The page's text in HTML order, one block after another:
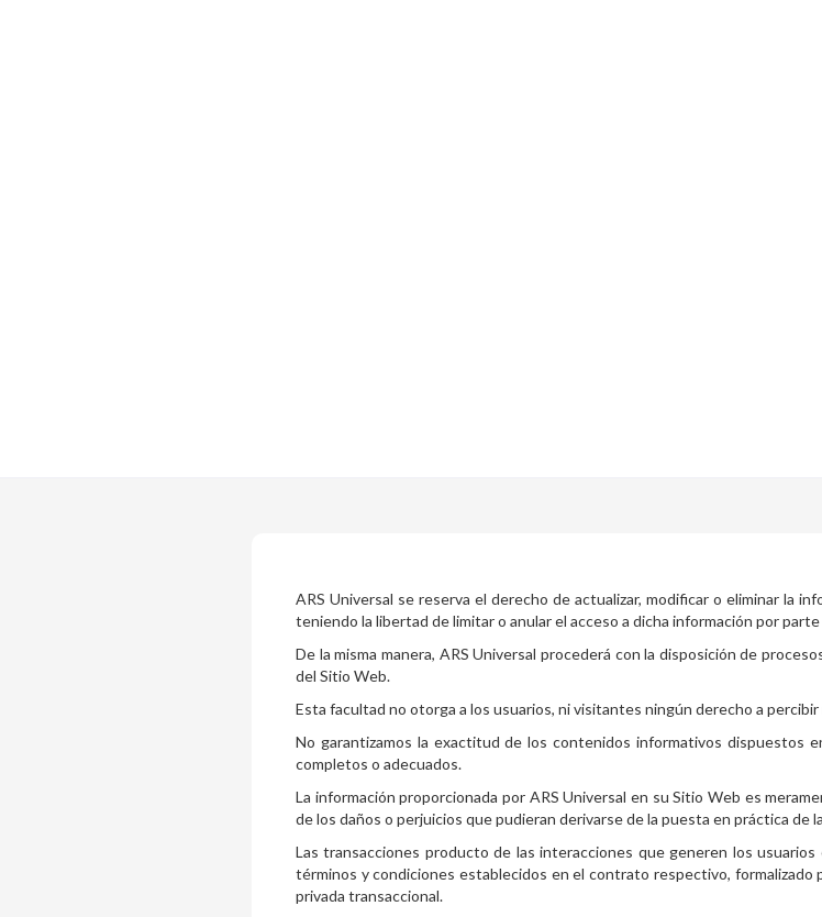
ARS Universal se reserva el derecho de actualizar, modificar o eliminar la
teniendo la libertad de limitar o anular el acceso a dicha información por
De la misma manera, ARS Universal procederá con la disposición de
del Sitio Web.
Esta facultad no otorga a los usuarios, ni visitantes ningún derecho a
No garantizamos la exactitud de los contenidos informativos dispuestos
completos o adecuados.
La información proporcionada por ARS Universal en su Sitio Web es
de los daños o perjuicios que pudieran derivarse de la puesta en práctica de
Las transacciones producto de las interacciones que generen los
términos y condiciones establecidos en el contrato respectivo, formalizado
privada transaccional.